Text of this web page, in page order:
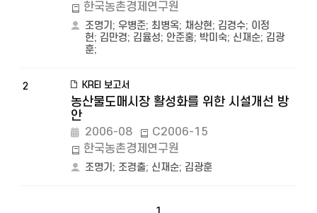
한국농촌경제연구원
조명기 ; 우병준; 최병옥; 채상현; 김경수; 이정
헌; 김만경; 김율성; 안준홍; 박미숙; 신재순; 김광
훈;
2 KREI 보고서
농산물도매시장 활성화를 위한 시설개선 방
안
2006-08
C2006-15
한국농촌경제연구원
조명기 ; 조경출; 신재순; 김광훈